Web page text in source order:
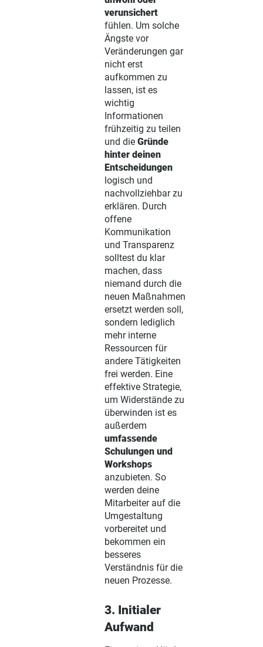
verunsichert
fühlen. Um solche
Ängste vor
Veränderungen gar
nicht erst
aufkommen zu
lassen, ist es
wichtig
Informationen
frühzeitig zu teilen
und die Gründe
hinter deinen
Entscheidungen
logisch und
nachvollziehbar zu
erklären. Durch
offene
Kommunikation
und Transparenz
solltest du klar
machen, dass
niemand durch die
neuen Maßnahmen
ersetzt werden soll,
sondern lediglich
mehr interne
Ressourcen für
andere Tätigkeiten
frei werden. Eine
effektive Strategie,
um Widerstände zu
überwinden ist es
außerdem
umfassende
Schulungen und
Workshops
anzubieten. So
werden deine
Mitarbeiter auf die
Umgestaltung
vorbereitet und
bekommen ein
besseres
Verständnis für die
neuen Prozesse.
3. Initialer
Aufwand